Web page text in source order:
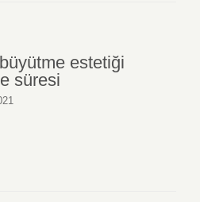
estetiği
süresi